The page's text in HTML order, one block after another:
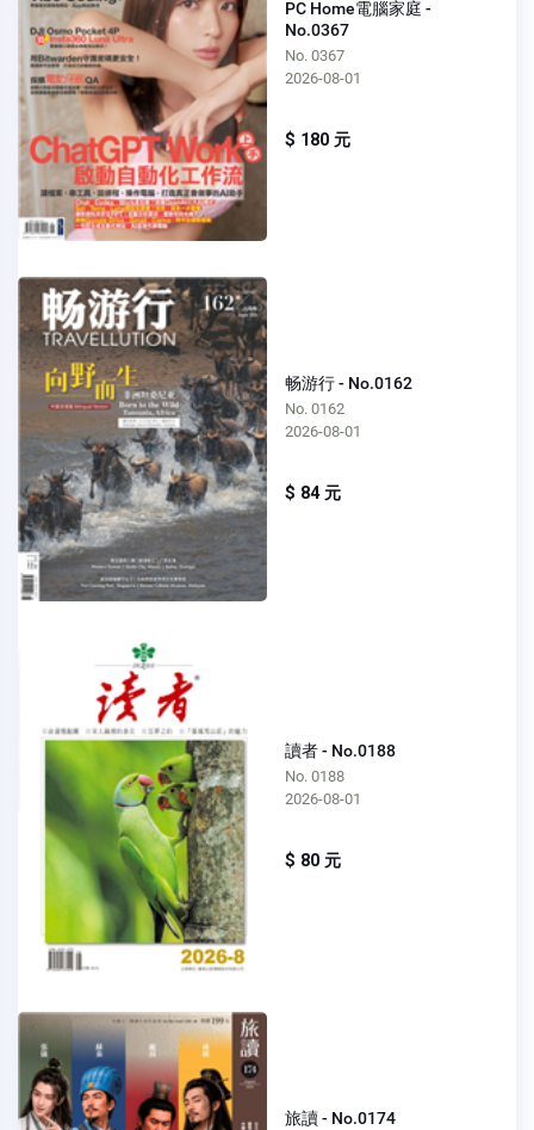
PC Home電腦家庭 -
No.0367
No. 0367
2026-08-01
$ 180 元
畅游行 - No.0162
No. 0162
2026-08-01
$ 84 元
讀者 - No.0188
No. 0188
2026-08-01
$ 80 元
旅讀 - No.0174